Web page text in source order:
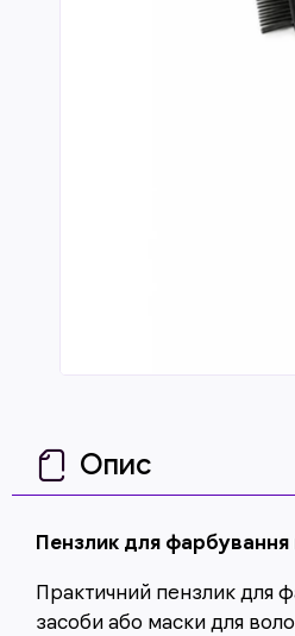
Опис
Пензлик для фарбування
Практичний пензлик для
засоби або маски для